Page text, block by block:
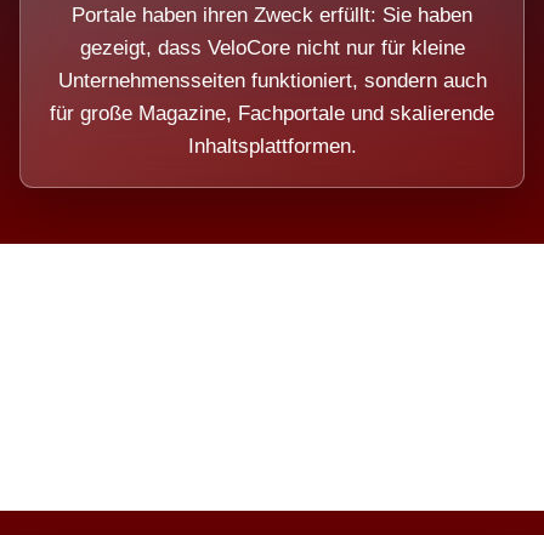
Portale haben ihren Zweck erfüllt: Sie haben
gezeigt, dass VeloCore nicht nur für kleine
Unternehmensseiten funktioniert, sondern auch
für große Magazine, Fachportale und skalierende
Inhaltsplattformen.